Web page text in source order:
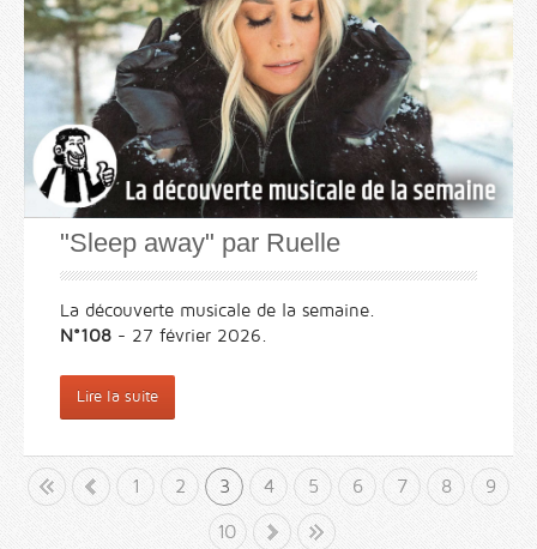
"Sleep away" par Ruelle
La découverte musicale de la semaine.
N°108 - 27 février 2026.
Lire la suite
« 1 2 3 4 5 6 7 8 9
10
» Fin